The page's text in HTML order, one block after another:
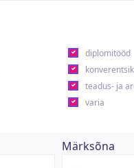
diplomitööd
teadus- ja
varia
Märksõna